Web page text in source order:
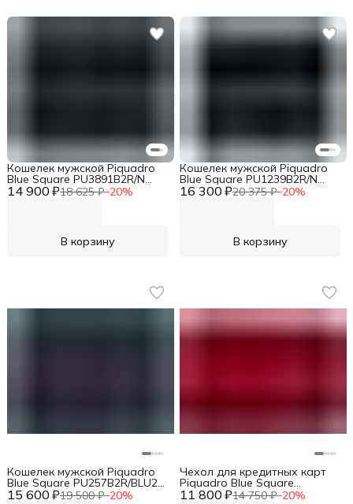
14 900 ₽18 625 ₽−20%
Кошелек мужской Piquadro
Blue Square PU3891B2R/N
черный натур.кожа
В корзину
16 300 ₽20 375 ₽−20%
Кошелек мужской Piquadro
Blue Square PU1239B2R/N
черный натур.кожа
В корзину
15 600 ₽19 500 ₽−20%
Кошелек мужской Piquadro
Blue Square PU257B2R/BLU2
синий натур.кожа 11 800 ₽14 750 ₽−20%
Чехол для кредитных карт
Piquadro Blue Square
PU1243B2R/R красный